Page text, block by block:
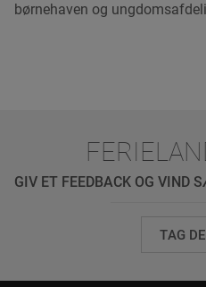
børnehaven og
GIV ET FEEDBACK OG VIND
TAG